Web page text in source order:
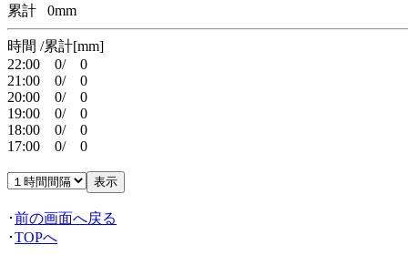
累計 0mm
時間 /累計[mm]
22:00 0/ 0
21:00 0/ 0
20:00 0/ 0
19:00 0/ 0
18:00 0/ 0
17:00 0/ 0
･前の画面へ戻る
･TOPへ